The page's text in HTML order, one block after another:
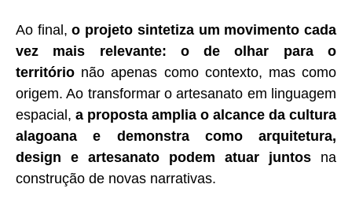
Ao final,o projeto sintetiza um movimento cada
vez mais relevante: o de olhar para o
território não apenas como contexto, mas como
origem. Ao transformar o artesanato em linguagem
espacial, a proposta amplia o alcance da cultura
alagoana e demonstra como arquitetura,
design e artesanato podem atuar juntos na
construção de novas narrativas.